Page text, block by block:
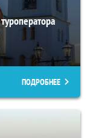
ПОДРОБНЕЕ